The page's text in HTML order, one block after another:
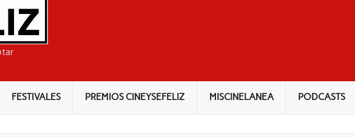
FESTIVALES PREMIOS CINEYSEFELIZ MISCINELANEA PODCASTS